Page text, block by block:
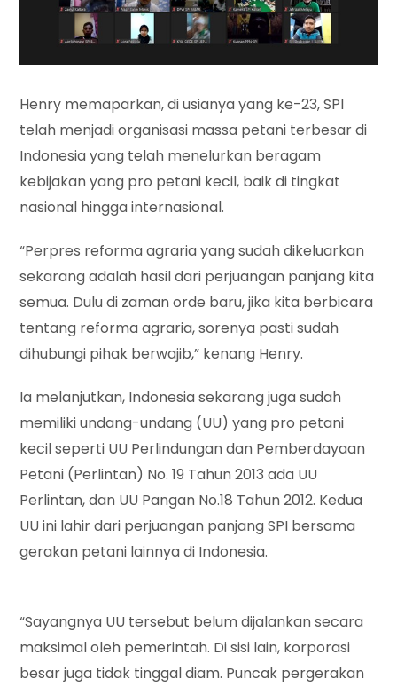
Henry memaparkan, di usianya yang ke-23, SPI
telah menjadi organisasi massa petani terbesar di
Indonesia yang telah menelurkan beragam
kebijakan yang pro petani kecil, baik di tingkat
nasional hingga internasional.
“Perpres reforma agraria yang sudah dikeluarkan
sekarang adalah hasil dari perjuangan panjang kita
semua. Dulu di zaman orde baru, jika kita berbicara
tentang reforma agraria, sorenya pasti sudah
dihubungi pihak berwajib,” kenang Henry.
Ia melanjutkan, Indonesia sekarang juga sudah
memiliki undang-undang (UU) yang pro petani
kecil seperti UU Perlindungan dan Pemberdayaan
Petani (Perlintan) No. 19 Tahun 2013 ada UU
Perlintan, dan UU Pangan No.18 Tahun 2012. Kedua
UU ini lahir dari perjuangan panjang SPI bersama
gerakan petani lainnya di Indonesia.
“Sayangnya UU tersebut belum dijalankan secara
maksimal oleh pemerintah. Di sisi lain, korporasi
besar juga tidak tinggal diam. Puncak pergerakan